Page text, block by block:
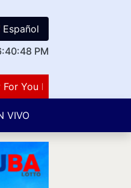
Español
PM
Lovers Of Number
VIVO